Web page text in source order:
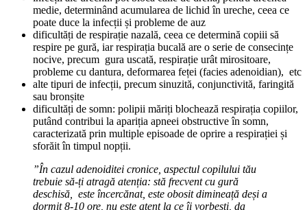
medie, determinând acumularea de lichid în ureche, ceea ce
poate duce la infecții și probleme de auz
dificultăți de respirație nazală, ceea ce determină copiii să
respire pe gură, iar respirația bucală are o serie de consecințe
nocive, precum gura uscată, respirație urât mirositoare,
probleme cu dantura, deformarea feței (facies adenoidian), etc
alte tipuri de infecții, precum sinuzită, conjunctivită, faringită
sau bronșite
dificultăți de somn: polipii măriți blochează respirația copiilor,
putând contribui la apariția apneei obstructive în somn,
caracterizată prin multiple episoade de oprire a respirației și
sforăit în timpul nopții.
”În cazul adenoiditei cronice, aspectul copilului tău
trebuie să-ți atragă atenția: stă frecvent cu gură
deschisă, este încercănat, este obosit dimineață deși a
dormit 8-10 ore, nu este atent la ce îi vorbești, da